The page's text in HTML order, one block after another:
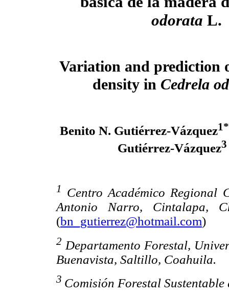
odorata L.
Variation and prediction
density in Cedrela
Benito N. Gutiérrez-Vázquez1*
Gutiérrez-Vázquez3
1
Centro Académico Regional
Antonio Narro, Cintalapa,
(bn_gutierrez@hotmail.com)
2 Departamento Forestal,
Buenavista, Saltillo, Coahuila.
3 Comisión Forestal